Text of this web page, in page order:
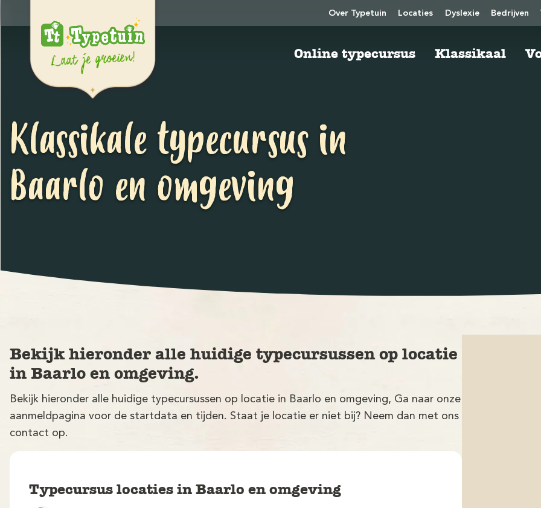
Over Typetuin Locaties Dyslexie Bedrijven
Online typecursus Klassikaal
Klassikale typecursus in
Baarlo en omgeving
Bekijk hieronder alle huidige typecursussen op locatie
in Baarlo en omgeving.
Bekijk hieronder alle huidige typecursussen op locatie in Baarlo en omgeving, Ga naar onze
aanmeldpagina voor de startdata en tijden. Staat je locatie er niet bij? Neem dan met ons
contact op.
Typecursus locaties in Baarlo en omgeving